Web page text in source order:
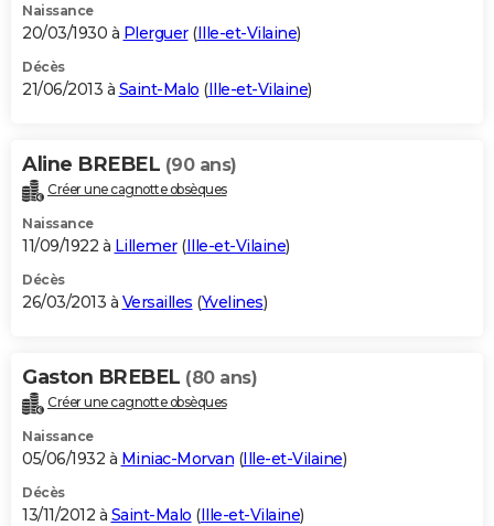
Naissance
20/03/1930 à Plerguer(Ille-et-Vilaine)
Décès
21/06/2013 à Saint-Malo (Ille-et-Vilaine)
Aline BREBEL (90 ans)
Créer une cagnotte obsèques
Naissance
11/09/1922 à Lillemer(Ille-et-Vilaine)
Décès
26/03/2013 à Versailles (Yvelines)
Gaston BREBEL (80 ans)
Créer une cagnotte obsèques
Naissance
05/06/1932 à Miniac-Morvan (Ille-et-Vilaine)
Décès
13/11/2012 à Saint-Malo (Ille-et-Vilaine)